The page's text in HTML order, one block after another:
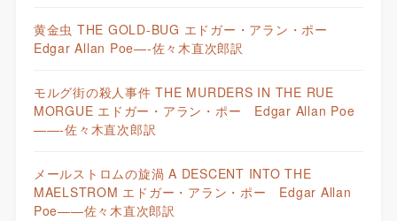
黄金虫 THE GOLD-BUG エドガー・アラン・ポー
Edgar Allan Poe—-佐々木直次郎訳
モルグ街の殺人事件 THE MURDERS IN THE RUE
MORGUE エドガー・アラン・ポー Edgar Allan Poe
——-佐々木直次郎訳
メールストロムの旋渦 A DESCENT INTO THE
MAELSTROM エドガー・アラン・ポー Edgar Allan
Poe——佐々木直次郎訳